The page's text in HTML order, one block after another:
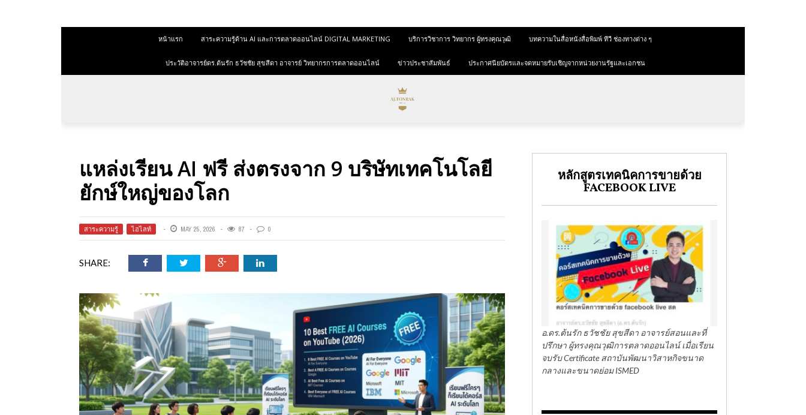
หน้าแรก สาระความรู้ด้าน AI และการตลาดออนไลน์ DIGITAL MARKETING บริการวิชาการ วิทยากร ผู้ทรงคุณวุฒิ บทความในสื่อหนังสื่อพิมพ์ ทีวี ช่องทางต่าง ๆ
ประวัติอาจารย์ดร.ต้นรัก ธวัชชัย สุขสีดา อาจารย์ วิทยากรการตลาดออนไลน์ ข่าวประชาสัมพันธ์ ประกาศนียบัตรและจดหมายรับเชิญจากหน่วยงานรัฐและเอกชน
แหล่งเรียน AI ฟรี ส่งตรงจาก 9 บริษัทเทคโนโลยี
ยักษ์ใหญ่ของโลก
สาระความรู้ , ไฮไลท์ MAY 25, 2026 87 0
SHARE:
หลักสูตรเทคนิคการขายด้วย
FACEBOOK LIVE
อ.ดร.ต้นรัก ธวัชชัย สุขสีดา อาจารย์สอนและที่
ปรึกษา ผู้ทรงคุณวุฒิการตลาดออนไลน์ เมื่อเรียน
จบรับ Certificate สถาบันพัฒนาวิสาหกิจขนาด
กลางและขนาดย่อม ISMED